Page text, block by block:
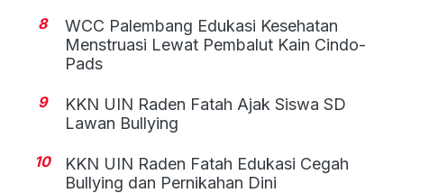
8
WCC Palembang Edukasi Kesehatan
Menstruasi Lewat Pembalut Kain Cindo-
Pads
9
KKN UIN Raden Fatah Ajak Siswa SD
Lawan Bullying
10
KKN UIN Raden Fatah Edukasi Cegah
Bullying dan Pernikahan Dini